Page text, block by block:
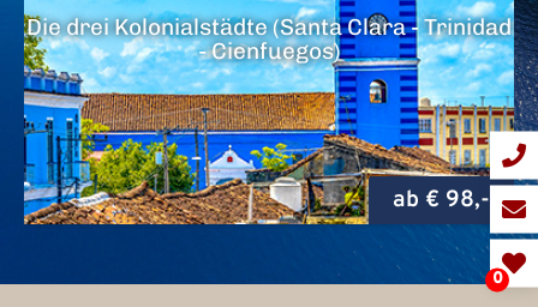
ab € 98,-
Die drei Kolonialstädte (Santa Clara - Trinidad
- Cienfuegos)
0